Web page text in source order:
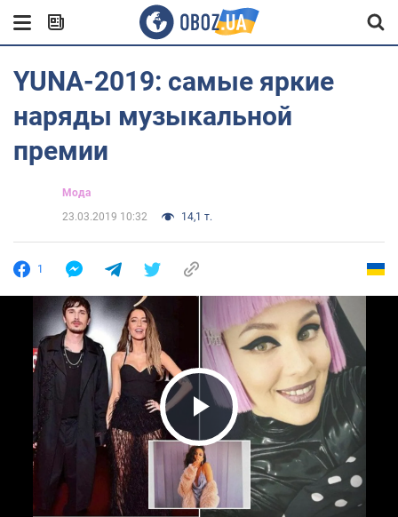
YUNA-2019: самые яркие
наряды музыкальной
премии
Мода
23.03.2019 10:32
14,1 т.
1
Play Video